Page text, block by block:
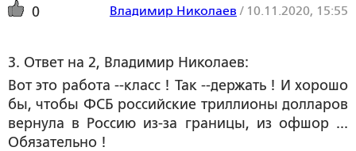
0 Владимир Николаев / 10.11.2020, 15:55
3. Ответ на 2, Владимир Николаев:
Вот это работа --класс ! Так --держать ! И хорошо
бы, чтобы ФСБ российские триллионы долларов
вернула в Россию из-за границы, из офшор ...
Обязательно !